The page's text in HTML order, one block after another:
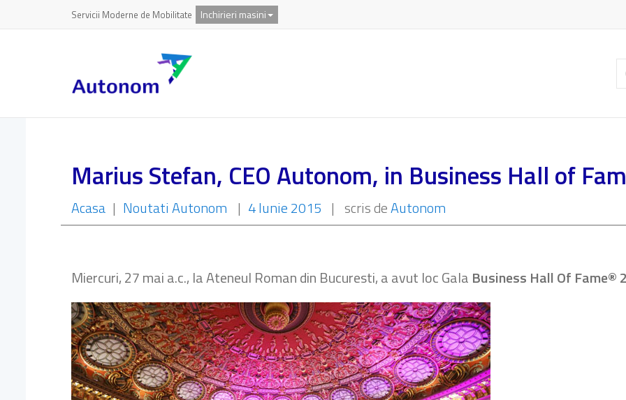
Servicii Moderne de Mobilitate Inchirieri masini
Marius Stefan, CEO Autonom, in Business Hall of
Acasa | Noutati Autonom | 4 Iunie 2015 | scris deAutonom
Miercuri, 27 mai a.c., la Ateneul Roman din Bucuresti, a avut loc Gala Business Hall Of Fame®